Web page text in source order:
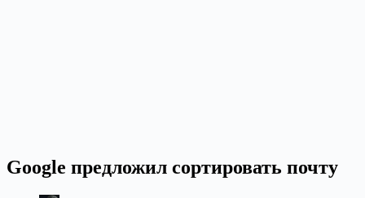
Google предложил сортировать почту